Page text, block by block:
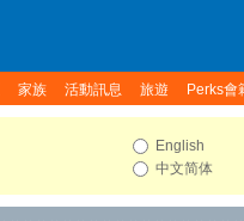
家族 活動訊息 旅遊 Perks會
English
中文简体